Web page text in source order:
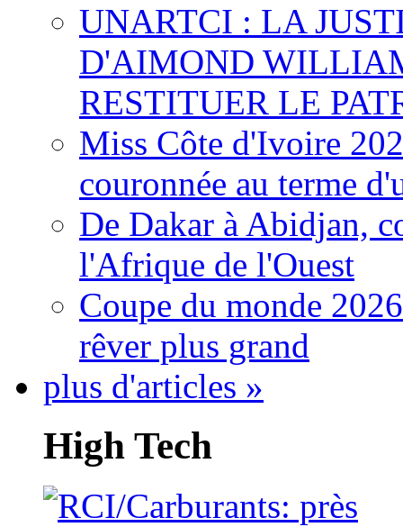
UNARTCI : LA
D'AIMOND
RESTITUER LE
Miss Côte d'Ivoire
couronnée au terme
De Dakar à Abidjan,
l'Afrique de l'Ouest
Coupe du monde
rêver plus grand
plus d'articles »
High Tech